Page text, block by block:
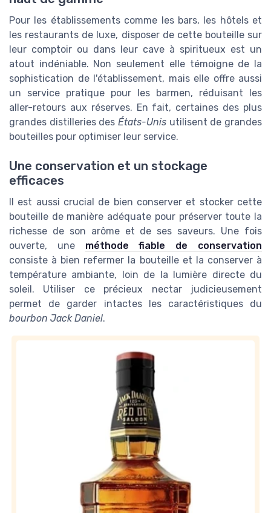
Pour les établissements comme les bars, les hôtels et
les restaurants de luxe, disposer de cette bouteille sur
leur comptoir ou dans leur cave à spiritueux est un
atout indéniable. Non seulement elle témoigne de la
sophistication de l'établissement, mais elle offre aussi
un service pratique pour les barmen, réduisant les
aller-retours aux réserves. En fait, certaines des plus
grandes distilleries des États-Unis utilisent de grandes
bouteilles pour optimiser leur service.
Une conservation et un stockage
efficaces
Il est aussi crucial de bien conserver et stocker cette
bouteille de manière adéquate pour préserver toute la
richesse de son arôme et de ses saveurs. Une fois
ouverte, une méthode fiable de conservation
consiste à bien refermer la bouteille et la conserver à
température ambiante, loin de la lumière directe du
soleil. Utiliser ce précieux nectar judicieusement
permet de garder intactes les caractéristiques du
bourbon Jack Daniel.